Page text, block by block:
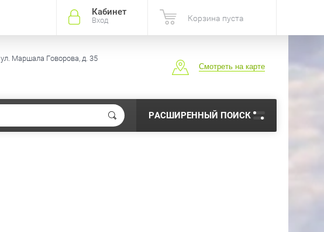
Кабинет
Вход Корзина пуста
ул. Маршала Говорова, д. 35
Смотреть на карте
РАСШИРЕННЫЙ ПОИСК